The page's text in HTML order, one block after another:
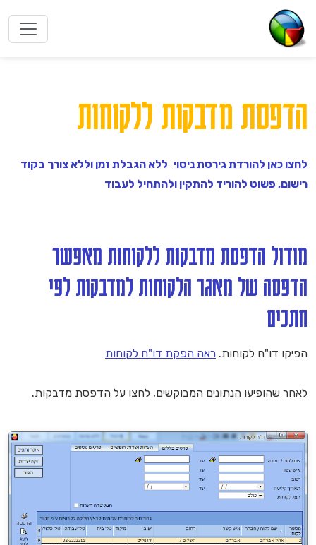
הדפסת מדבקות ללקוחות
לחצו כאן להורדת גירסת ניסוי ללא הגבלת זמן וללא צורך בקוד
רישום, פשוט להוריד להתקין ולהתחיל לעבוד
מודול הדפסת מדבקות ללקוחות מאפשר
הדפסה של מאגר הלקוחות למדבקות לפי
חתכים
הפיקו דו"ח לקוחות. ראה הפקת דו"ח לקוחות
לאחר שהופיעו הנתונים המבוקשים, לחצו על הדפסת מדבקות.